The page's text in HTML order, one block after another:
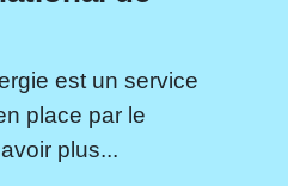
est un service
place par le
plus...